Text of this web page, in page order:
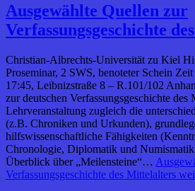
Ausgewählte Quellen zur
Verfassungsgeschichte
Christian-Albrechts-Universität zu Kiel
Proseminar, 2 SWS, benoteter Schein
17:45, Leibnizstraße 8 – R.101/102
zur deutschen Verfassungsgeschichte
Lehrveranstaltung zugleich die
(z.B. Chroniken und Urkunden),
hilfswissenschaftliche Fähigkeiten
Chronologie, Diplomatik und
Überblick über „Meilensteine“…
Verfassungsgeschichte des Mittelalters